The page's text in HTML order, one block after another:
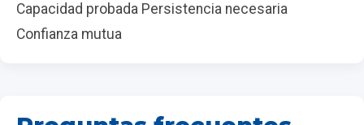
Capacidad probada Persistencia necesaria
Confianza mutua